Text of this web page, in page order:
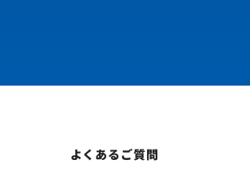
よくあるご質問